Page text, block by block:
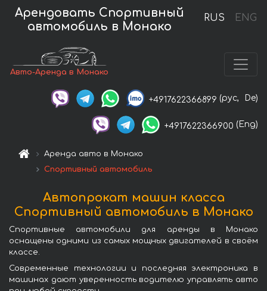
RUS ENG
Арендовать Спортивный
автомобиль в Монако
Авто-Аренда в Монако
+4917622366899 (рус, De)
+4917622366900 (Eng)
Аренда авто в Монако
Спортивный автомобиль
Автопрокат машин класса
Спортивный автомобиль в Монако
Спортивные автомобили для аренды в Монако
оснащены одними из самых мощных двигателей в своём
классе.
Современные технологии и последняя электроника в
машинах дают уверенность водителю управлять авто